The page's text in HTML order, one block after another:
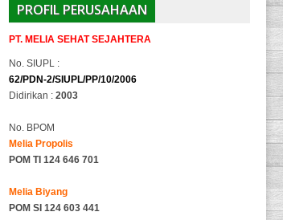
PROFIL PERUSAHAAN
PT. MELIA SEHAT SEJAHTERA
No. SIUPL :
62/PDN-2/SIUPL/PP/10/2006
Didirikan : 2003
No. BPOM
Melia Propolis
POM TI 124 646 701
Melia Biyang
POM SI 124 603 441